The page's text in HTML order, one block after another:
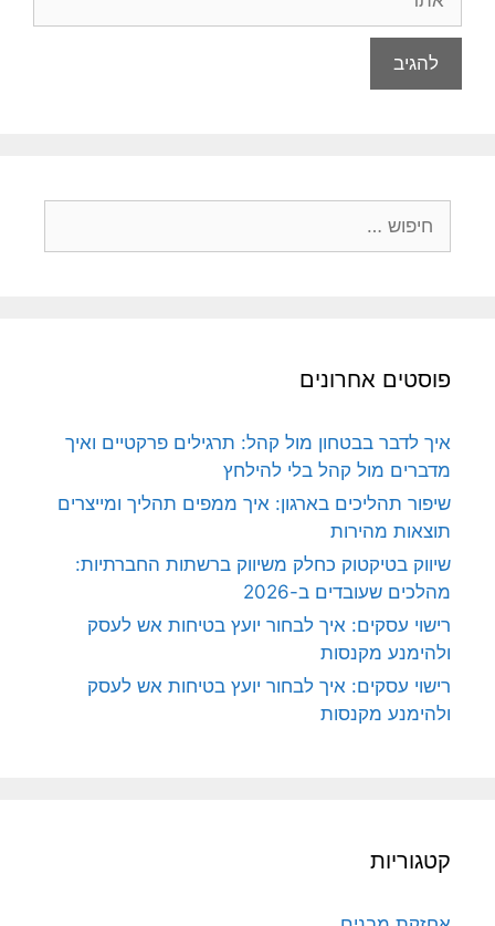
פוסטים אחרונים
איך לדבר בבטחון מול קהל: תרגילים פרקטיים ואיך
מדברים מול קהל בלי להילחץ
שיפור תהליכים בארגון: איך ממפים תהליך ומייצרים
תוצאות מהירות
שיווק בטיקטוק כחלק משיווק ברשתות החברתיות:
מהלכים שעובדים ב-2026
רישוי עסקים: איך לבחור יועץ בטיחות אש לעסק
ולהימנע מקנסות
רישוי עסקים: איך לבחור יועץ בטיחות אש לעסק
ולהימנע מקנסות
קטגוריות